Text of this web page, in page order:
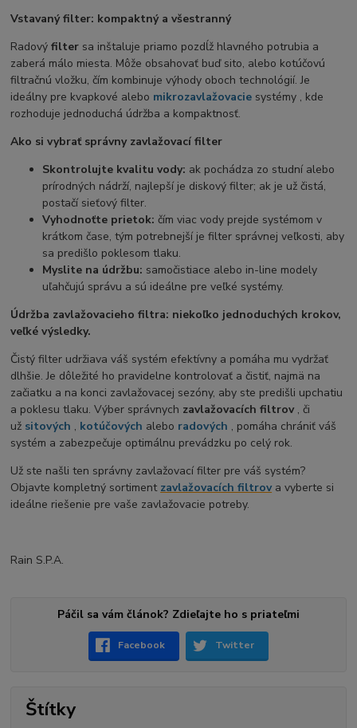
Vstavaný filter: kompaktný a všestranný
Radovýfilter sa inštaluje priamo pozdĺž hlavného potrubia a
zaberá málo miesta. Môže obsahovať buď sito, alebo kotúčovú
filtračnú vložku, čím kombinuje výhody oboch technológií. Je
ideálny pre kvapkové alebo mikrozavlažovacie systémy , kde
rozhoduje jednoduchá údržba a kompaktnosť.
Ako si vybrať správny zavlažovací filter
Skontrolujte kvalitu vody: ak pochádza zo studní alebo
prírodných nádrží, najlepší je diskový filter; ak je už čistá,
postačí sieťový filter.
Vyhodnoťte prietok: čím viac vody prejde systémom v
krátkom čase, tým potrebnejší je filter správnej veľkosti, aby
sa predišlo poklesom tlaku.
Myslite na údržbu: samočistiace alebo in-line modely
uľahčujú správu a sú ideálne pre veľké systémy.
Údržba zavlažovacieho filtra: niekoľko jednoduchých krokov,
veľké výsledky.
Čistý filter udržiava váš systém efektívny a pomáha mu vydržať
dlhšie. Je dôležité ho pravidelne kontrolovať a čistiť, najmä na
začiatku a na konci zavlažovacej sezóny, aby ste predišli upchatiu
a poklesu tlaku. Výber správnych zavlažovacích filtrov, či
už sitových , kotúčových alebo radových , pomáha chrániť váš
systém a zabezpečuje optimálnu prevádzku po celý rok.
Už ste našli ten správny zavlažovací filter pre váš systém?
Objavte kompletný sortiment zavlažovacích filtrova vyberte si
ideálne riešenie pre vaše zavlažovacie potreby.
Rain S.P.A.
Páčil sa vám článok? Zdieľajte ho s priateľmi
Facebook Twitter
Štítky